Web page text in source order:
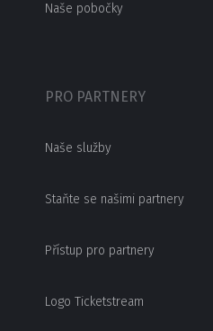
Naše pobočky
PRO PARTNERY
Naše služby
Staňte se našimi partnery
Přístup pro partnery
Logo Ticketstream